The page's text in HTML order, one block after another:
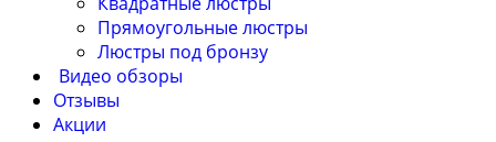
Прямоугольные люстры
Люстры под бронзу
Видео обзоры
Отзывы
Акции